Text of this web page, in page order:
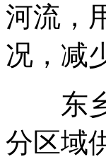
河流，
况，减
东乡
分区域